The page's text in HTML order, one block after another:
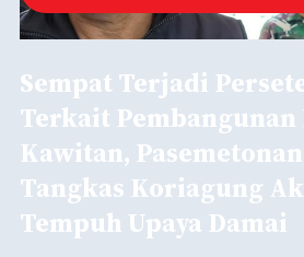
Sempat Terjadi
Terkait Pembangunan
Kawitan, Pasemetonan
Tangkas Koriagung
Tempuh Upaya Damai